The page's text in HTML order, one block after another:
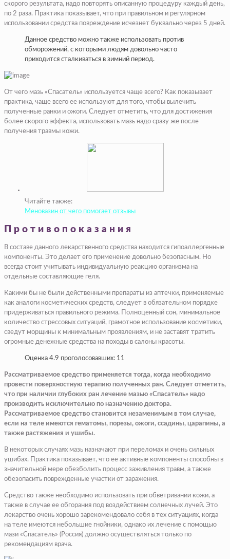
скорого результата, надо повторять описанную процедуру каждый день,
по 2 раза. Практика показывает, что при правильном и регулярном
использовании средства повреждение исчезнет буквально через 5 дней.
Данное средство можно также использовать против
обморожений, с которыми людям довольно часто
приходится сталкиваться в зимний период.
От чего мазь «Спасатель» используется чаще всего? Как показывает
практика, чаще всего ее используют для того, чтобы вылечить
полученные ранки и ожоги. Следует отметить, что для достижения
более скорого эффекта, использовать мазь надо сразу же после
получения травмы кожи.
Читайте также:
Меновазин от чего помогает отзывы
Противопоказания
В составе данного лекарственного средства находится гипоаллергенные
компоненты. Это делает его применение довольно безопасным. Но
всегда стоит учитывать индивидуальную реакцию организма на
отдельные составляющие геля.
Какими бы не были действенными препараты из аптечки, применяемые
как аналоги косметических средств, следует в обязательном порядке
придерживаться правильного режима. Полноценный сон, минимальное
количество стрессовых ситуаций, грамотное использование косметики,
сведут морщины к минимальным проявлениям, и не заставят тратить
огромные денежные средства на походы в салоны красоты.
Оценка 4.9 проголосовавших: 11
Рассматриваемое средство применяется тогда, когда необходимо
провести поверхностную терапию полученных ран. Следует отметить,
что при наличии глубоких ран лечение мазью «Спасатель» надо
производить исключительно по назначению доктора.
Рассматриваемое средство становится незаменимым в том случае,
если на теле имеются гематомы, порезы, ожоги, ссадины, царапины, а
также растяжения и ушибы.
В некоторых случаях мазь назначают при переломах и очень сильных
ушибах. Практика показывает, что ее активные компоненты способны в
значительной мере обезболить процесс заживления травм, а также
обезопасить поврежденные участки от заражения.
Средство также необходимо использовать при обветривании кожи, а
также в случае ее обгорания под воздействием солнечных лучей. Это
лекарство очень хорошо зарекомендовало себя в тех ситуациях, когда
на теле имеются небольшие гнойники, однако их лечение с помощью
мази «Спасатель» (Россия) должно осуществляться только по
рекомендациям врача.